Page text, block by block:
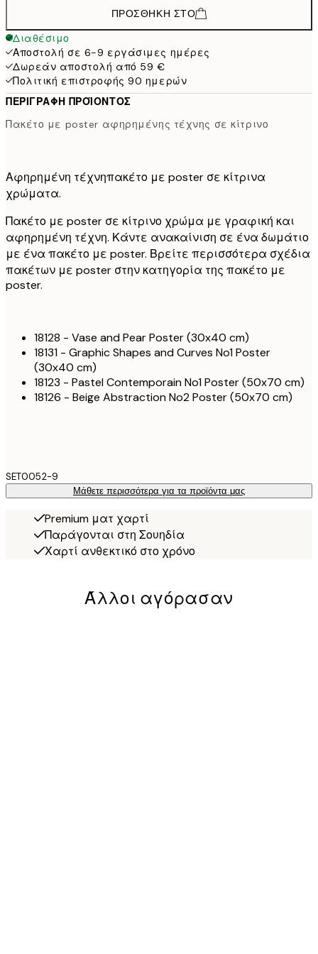
ΠΡΟΣΘΉΚΗ ΣΤΟ
Διαθέσιμο
Αποστολή σε 6-9 εργάσιμες ημέρες
Δωρεάν αποστολή από 59 €
Πολιτική επιστροφής 90 ημερών
ΠΕΡΙΓΡΑΦΉ ΠΡΟΪΌΝΤΟΣ
Πακέτο με poster αφηρημένης τέχνης σε κίτρινο
Αφηρημένη τέχνηπακέτο με poster σε κίτρινα
χρώματα.
Πακέτο με poster σε κίτρινο χρώμα με γραφική και
αφηρημένη τέχνη. Κάντε ανακαίνιση σε ένα δωμάτιο
με ένα πακέτο με poster. Βρείτε περισσότερα σχέδια
πακέτων με poster στην κατηγορία της πακέτο με
poster.
18128 - Vase and Pear Poster (30x40 cm)
18131 - Graphic Shapes and Curves No1 Poster
(30x40 cm)
18123 - Pastel Contemporain No1 Poster (50x70 cm)
18126 - Beige Abstraction No2 Poster (50x70 cm)
SET0052-9
Μάθετε περισσότερα για τα προϊόντα μας
Premium ματ χαρτί
Παράγονται στη Σουηδία
Χαρτί ανθεκτικό στο χρόνο
Άλλοι αγόρασαν